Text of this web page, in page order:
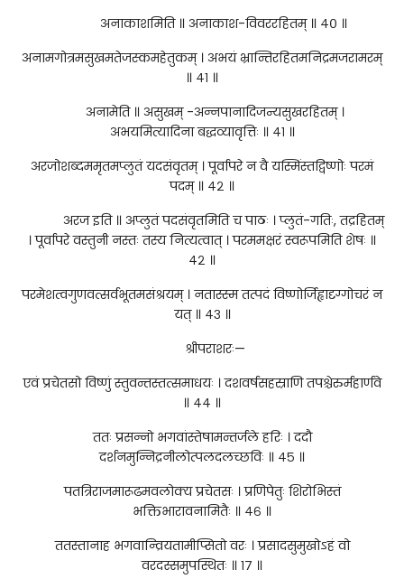
अनाकाशमिति ॥ अनाकाश-विवररहितम् ॥ ४० ॥
अनामगोत्रमसुखमतेजस्कमहेतुकम् । अभयं भ्रान्तिरहितमनिद्रमजरामरम्
॥ ४१ ॥
अनामेति ॥ असुखम् -अन्नपानादिजन्यसुखरहितम् ।
अभयमित्यादिना बद्धव्यावृत्तिः ॥ ४१ ॥
अरजोशब्दममृतमप्लुतं यदसंवृतम् । पूर्वापरे न वै यस्मिंस्तद्विष्णोः परमं
पदम् ॥ ४२ ॥
अरज इति ॥ अप्लुतं पदसंवृतमिति च पाठः । प्लुतं-गतिः, तद्रहितम्
। पूर्वापरे वस्तुनी नस्तः तस्य नित्यत्वात् । परममक्षरं स्वरूपमिति शेषः ॥
४२ ॥
परमेशत्वगुणवत्सर्वभूतमसंश्रयम् । नतास्स्म तत्पदं विष्णोर्जिह्वादृग्गोचरं न
यत् ॥ ४३ ॥
श्रीपराशरः—
एवं प्रचेतसो विष्णुं स्तुवन्तस्तत्समाधयः । दशवर्षसहस्राणि तपश्चेरुर्महार्णवे
॥ ४४ ॥
ततः प्रसन्नो भगवांस्तेषामन्तर्जले हरिः । ददौ
दर्शनमुन्निद्रनीलोत्पलदलच्छविः ॥ ४५ ॥
पतत्रिराजमारूढमवलोक्य प्रचेतसः । प्रणिपेतुः शिरोभिस्तं
भक्तिभारावनामितैः ॥ ४६ ॥
ततस्तानाह भगवान्व्रियतामीप्सितो वरः । प्रसादसुमुखोऽहं वो
वरदस्समुपस्थितः ॥ १७ ॥